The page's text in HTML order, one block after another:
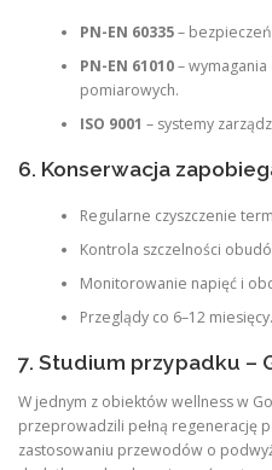
PN-EN 60335–
PN-EN 61010–
pomiarowych.
ISO 9001 – systemy
6. Konserwacja
Regularne czyszczenie
Kontrola szczelności
Monitorowanie napięć i
Przeglądy co 6–12 miesięcy.
7. Studium przypadku –
W jednym z obiektów wellness w
przeprowadzili pełną regenerację
zastosowaniu przewodów o